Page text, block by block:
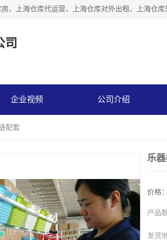
司
企业视频 公司介绍
配套
乐
价格：
产品
发货